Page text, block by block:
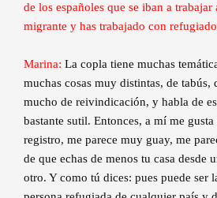
de los españoles que se iban a
migrante y has trabajado con
Marina: La copla tiene muchas
muchas cosas muy distintas, de tabús,
mucho de reivindicación, y habla de
bastante sutil. Entonces, a mí me
registro, me parece muy guay, me
de que echas de menos tu casa desde
otro. Y como tú dices: pues puede ser